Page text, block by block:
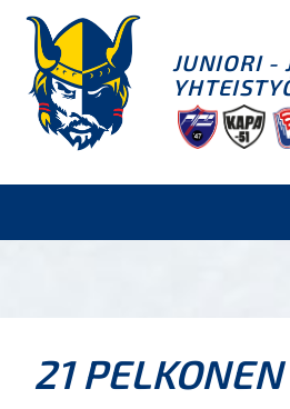
JUNIORI -
21